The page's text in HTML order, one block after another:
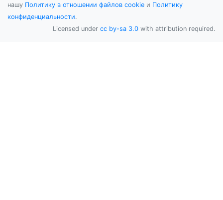
нашу Политику в отношении файлов cookie и Политику
конфиденциальности.
Licensed under cc by-sa 3.0 with attribution required.